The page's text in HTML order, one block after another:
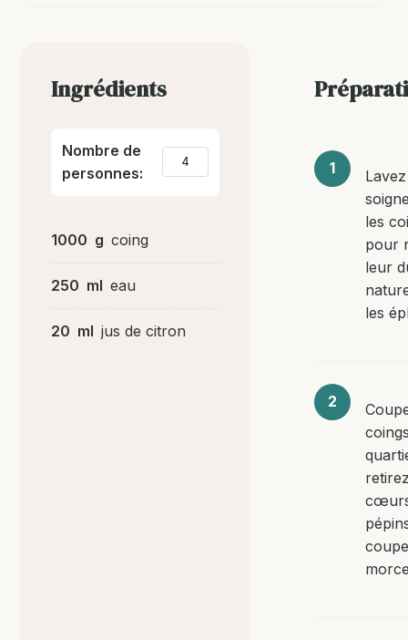
Ingrédients
Nombre de
personnes:
1000 g coing
250 ml eau
20 ml jus de citron
Lavez
les
pour
leur
les